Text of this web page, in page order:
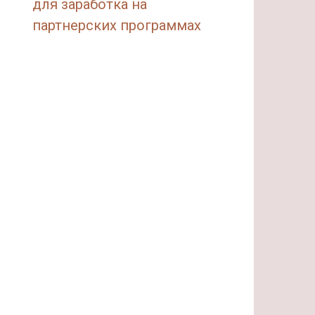
для заработка на
партнерских программах